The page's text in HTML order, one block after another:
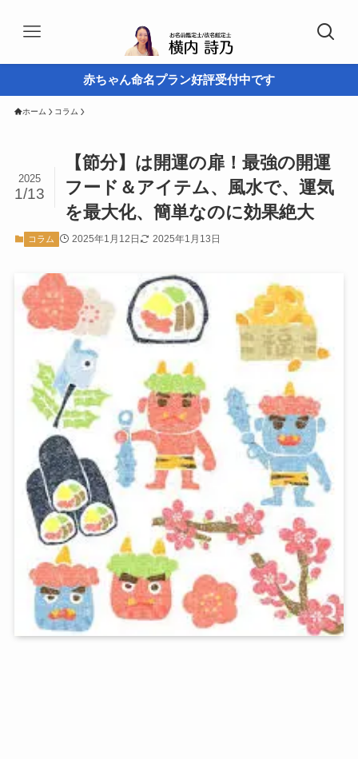
赤ちゃん命名プラン好評受付中です
ホーム コラム
【節分】は開運の扉！最強の開運
フード＆アイテム、風水で、運気
を最大化、簡単なのに効果絶大
2025
1/13
コラム 2025年1月12日 2025年1月13日